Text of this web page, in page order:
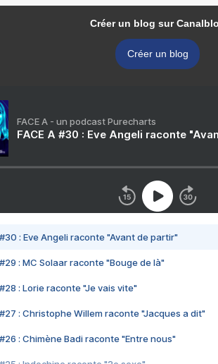
Créer un blog sur
Créer un blog
FACE A - un podcast Purecharts
FACE A #30 : Eve Angeli raconte
#30 : Eve Angeli raconte "Avant de partir"
#29 : MC Solaar raconte "Bouge de là"
#28 : Lorie raconte "Je vais vite"
#27 : Christophe Willem raconte "Jacques a dit"
#26 : Chimène Badi raconte "Entre nous"